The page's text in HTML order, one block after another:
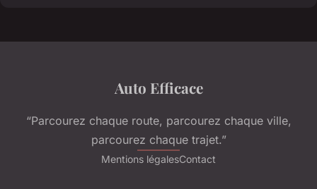
Auto Efficace
“Parcourez chaque route, parcourez chaque ville,
parcourez chaque trajet.”
Mentions légalesContact